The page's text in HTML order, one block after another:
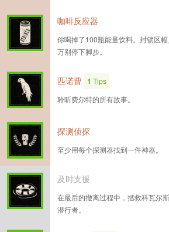
咖啡反应器
你喝掉了100瓶能量饮料。封锁区
万别停下脚步。
匹诺曹 1 Tips
聆听费尔特的所有故事。
探测侦探
至少用每个探测器找到一件神器。
及时支援
在最后的撤离过程中，拯救科瓦尔
潜行者。